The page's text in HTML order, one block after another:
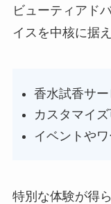
ビューティアド
イスを中核に据
香水試香サー
カスタマイ
イベントや
特別な体験が得